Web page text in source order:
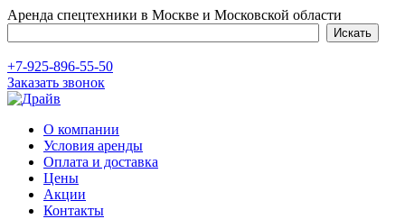
Аренда спецтехники в Москве и Московской области
+7-925-896-55-50
Заказать звонок
О компании
Условия аренды
Оплата и доставка
Цены
Акции
Контакты